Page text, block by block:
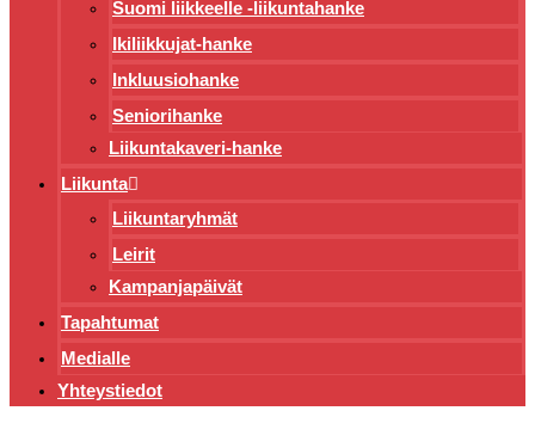
Suomi liikkeelle -liikuntahanke
Ikiliikkujat-hanke
Inkluusiohanke
Seniorihanke
Liikuntakaveri-hanke
Liikunta
Liikuntaryhmät
Leirit
Kampanjapäivät
Tapahtumat
Medialle
Yhteystiedot